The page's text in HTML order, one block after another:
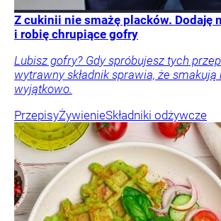
Z cukinii nie smażę placków. Dodaję
i robię chrupiące gofry
Lubisz gofry? Gdy spróbujesz tych
wytrawny składnik sprawia, że smakują
wyjątkowo.
PrzepisyŻywienieSkładniki odżywcze